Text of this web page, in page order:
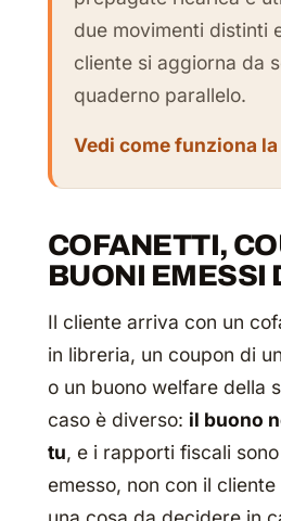
due movimenti distinti
cliente si aggiorna da
quaderno parallelo.
Vedi come funziona
COFANETTI,
BUONI EMESSI
Il cliente arriva con un
in libreria, un coupon di
o un buono welfare della
caso è diverso: il buono
tu, e i rapporti fiscali
emesso, non con il